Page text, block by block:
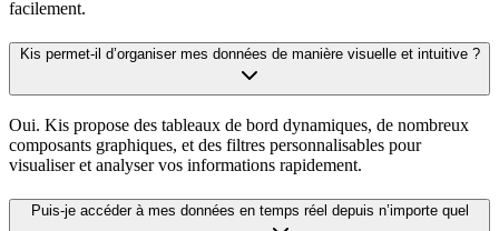
facilement.
Kis permet-il d’organiser mes données de manière visuelle et intuitive ?
Oui. Kis propose des tableaux de bord dynamiques, de nombreux
composants graphiques, et des filtres personnalisables pour
visualiser et analyser vos informations rapidement.
Puis-je accéder à mes données en temps réel depuis n’importe quel